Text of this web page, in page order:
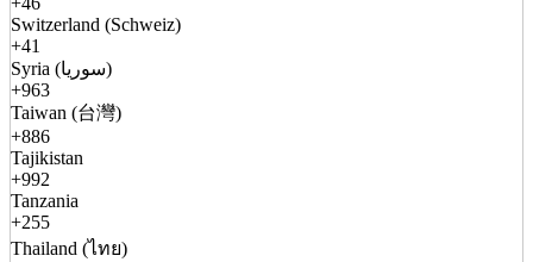
Switzerland (Schweiz)
+41
Syria (سوريا)
+963
Taiwan (台灣)
+886
Tajikistan
+992
Tanzania
+255
Thailand (ไทย)